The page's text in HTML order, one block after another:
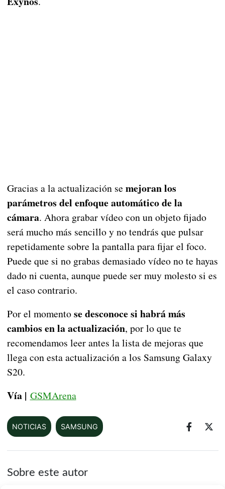
Gracias a la actualización se mejoran los
parámetros del enfoque automático de la
cámara. Ahora grabar vídeo con un objeto fijado
será mucho más sencillo y no tendrás que pulsar
repetidamente sobre la pantalla para fijar el foco.
Puede que si no grabas demasiado vídeo no te hayas
dado ni cuenta, aunque puede ser muy molesto si es
el caso contrario.
Por el momentose desconoce si habrá más
cambios en la actualización, por lo que te
recomendamos leer antes la lista de mejoras que
llega con esta actualización a los Samsung Galaxy
S20.
Vía | GSMArena
NOTICIAS SAMSUNG
Sobre este autor